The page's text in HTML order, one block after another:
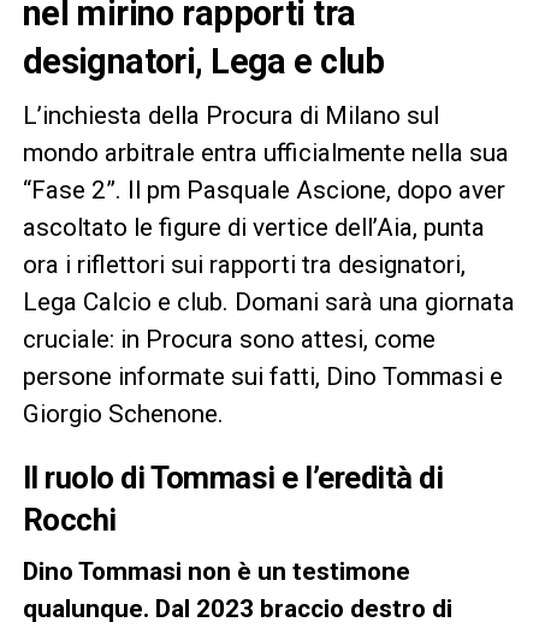
nel mirino rapporti tra
designatori, Lega e club
L’inchiesta della Procura di Milano sul
mondo arbitrale entra ufficialmente nella sua
“Fase 2”. Il pm Pasquale Ascione, dopo aver
ascoltato le figure di vertice dell’Aia, punta
ora i riflettori sui rapporti tra designatori,
Lega Calcio e club. Domani sarà una giornata
cruciale: in Procura sono attesi, come
persone informate sui fatti, Dino Tommasi e
Giorgio Schenone.
Il ruolo di Tommasi e l’eredità di
Rocchi
Dino Tommasi non è un testimone
qualunque. Dal 2023 braccio destro di